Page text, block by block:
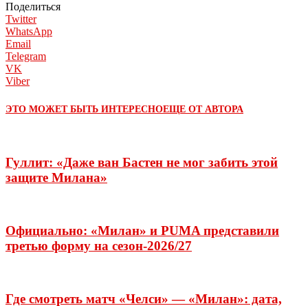
Поделиться
Twitter
WhatsApp
Email
Telegram
VK
Viber
ЭТО МОЖЕТ БЫТЬ ИНТЕРЕСНОЕЩЕ ОТ АВТОРА
Гуллит: «Даже ван Бастен не мог забить этой
защите Милана»
Официально: «Милан» и PUMA представили
третью форму на сезон-2026/27
Где смотреть матч «Челси» — «Милан»: дата,